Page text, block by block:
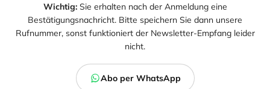
Wichtig:Sie erhalten nach der Anmeldung eine
Bestätigungsnachricht. Bitte speichern Sie dann unsere
Rufnummer, sonst funktioniert der Newsletter-Empfang leider
nicht.
Abo per WhatsApp